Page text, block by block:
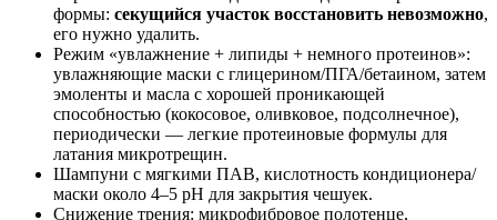
формы: секущийся участок восстановить невозможно,
его нужно удалить.
Режим «увлажнение + липиды + немного протеинов»:
увлажняющие маски с глицерином/ПГА/бетаином, затем
эмоленты и масла с хорошей проникающей
способностью (кокосовое, оливковое, подсолнечное),
периодически — легкие протеиновые формулы для
латания микротрещин.
Шампуни с мягкими ПАВ, кислотность кондиционера/
маски около 4–5 pH для закрытия чешуек.
Снижение трения: микрофибровое полотенце,